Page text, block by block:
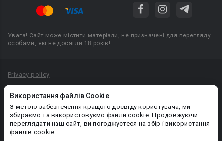
Використання файлів Cookie
З метою забезпечення кращого досвіду користувача, ми
збираємо та використовуємо файли cookie. Продовжуючи
переглядати наш сайт, ви погоджуєтеся на збір і використання
файлів cookie.
Увага! Сайт може містити матеріали, не призначені для перегляду
особами, які не досягли 18 років!
Privacy policy
Політика конфіденційності
Правила публікації авторського контенту
PR-вiддiл: pr@booknet.com